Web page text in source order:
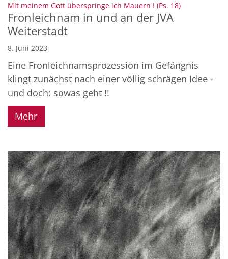
Mit meinem Gott überspringe ich Mauern ! (Ps. 18):
Fronleichnam in und an der JVA
Weiterstadt
8. Juni 2023
Eine Fronleichnamsprozession im Gefängnis
klingt zunächst nach einer völlig schrägen Idee -
und doch: sowas geht !!
Mehr